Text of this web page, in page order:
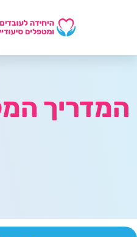
המדריך